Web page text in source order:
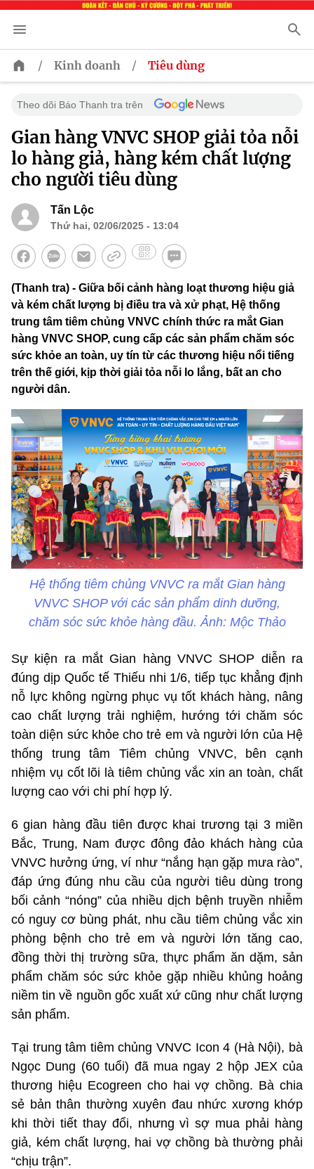
/ Kinh doanh / Tiêu dùng
Theo dõi Báo Thanh tra trên
Gian hàng VNVC SHOP giải tỏa nỗi
lo hàng giả, hàng kém chất lượng
cho người tiêu dùng
Tấn Lộc
Thứ hai, 02/06/2025 - 13:04
(Thanh tra) - Giữa bối cảnh hàng loạt thương hiệu giả
và kém chất lượng bị điều tra và xử phạt, Hệ thống
trung tâm tiêm chủng VNVC chính thức ra mắt Gian
hàng VNVC SHOP, cung cấp các sản phẩm chăm sóc
sức khỏe an toàn, uy tín từ các thương hiệu nổi tiếng
trên thế giới, kịp thời giải tỏa nỗi lo lắng, bất an cho
người dân.
Hệ thống tiêm chủng VNVC ra mắt Gian hàng
VNVC SHOP với các sản phẩm dinh dưỡng,
chăm sóc sức khỏe hàng đầu. Ảnh: Mộc Thảo
Sự kiện ra mắt Gian hàng VNVC SHOP diễn ra
đúng dịp Quốc tế Thiếu nhi 1/6, tiếp tục khẳng định
nỗ lực không ngừng phục vụ tốt khách hàng, nâng
cao chất lượng trải nghiệm, hướng tới chăm sóc
toàn diện sức khỏe cho trẻ em và người lớn của Hệ
thống trung tâm Tiêm chủng VNVC, bên cạnh
nhiệm vụ cốt lõi là tiêm chủng vắc xin an toàn, chất
lượng cao với chi phí hợp lý.
6 gian hàng đầu tiên được khai trương tại 3 miền
Bắc, Trung, Nam được đông đảo khách hàng của
VNVC hưởng ứng, ví như “nắng hạn gặp mưa rào”,
đáp ứng đúng nhu cầu của người tiêu dùng trong
bối cảnh “nóng” của nhiều dịch bệnh truyền nhiễm
có nguy cơ bùng phát, nhu cầu tiêm chủng vắc xin
phòng bệnh cho trẻ em và người lớn tăng cao,
đồng thời thị trường sữa, thực phẩm ăn dặm, sản
phẩm chăm sóc sức khỏe gặp nhiều khủng hoảng
niềm tin về nguồn gốc xuất xứ cũng như chất lượng
sản phẩm.
Tại trung tâm tiêm chủng VNVC Icon 4 (Hà Nội), bà
Ngọc Dung (60 tuổi) đã mua ngay 2 hộp JEX của
thương hiệu Ecogreen cho hai vợ chồng. Bà chia
sẻ bản thân thường xuyên đau nhức xương khớp
khi thời tiết thay đổi, nhưng vì sợ mua phải hàng
giả, kém chất lượng, hai vợ chồng bà thường phải
“chịu trận”.